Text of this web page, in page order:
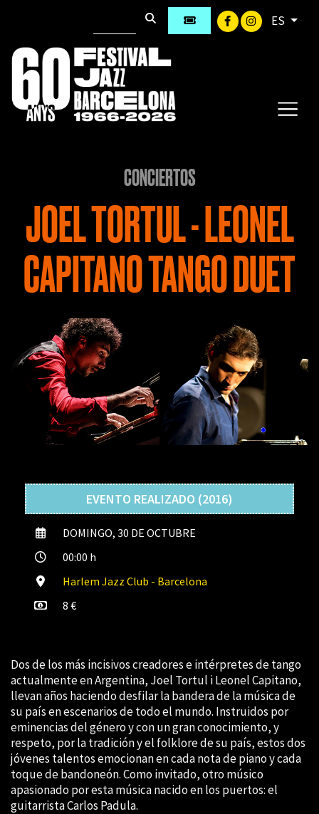
ES
CONCIERTOS
JOEL TORTUL - LEONEL
CAPITANO TANGO DUET
EVENTO REALIZADO (2016)
DOMINGO, 30 DE OCTUBRE
00:00 h
Harlem Jazz Club - Barcelona
8 €
Dos de los más incisivos creadores e intérpretes de tango
actualmente en Argentina, Joel Tortul i Leonel Capitano,
llevan años haciendo desfilar la bandera de la música de
su país en escenarios de todo el mundo. Instruidos por
eminencias del género y con un gran conocimiento, y
respeto, por la tradición y el folklore de su país, estos dos
jóvenes talentos emocionan en cada nota de piano y cada
toque de bandoneón. Como invitado, otro músico
apasionado por esta música nacido en los puertos: el
guitarrista Carlos Padula.